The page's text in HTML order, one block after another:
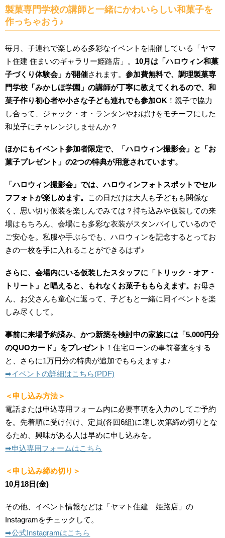
製菓専門学校の講師と一緒にかわいらしい和菓子を
作っちゃおう♪
毎月、子連れで楽しめる多彩なイベントを開催している「ヤマ
ト住建 住まいのギャラリー姫路店」。 10月は「ハロウィン和菓
子づくり体験会」が開催されます。参加費無料で、調理製菓専
門学校「みかしほ学園」の講師が丁寧に教えてくれるので、和
菓子作り初心者や小さな子ども連れでも参加OK ！親子で協力
し合って、ジャック・オ・ランタンやおばけをモチーフにした
和菓子にチャレンジしませんか？
ほかにもイベント参加者限定で、「ハロウィン撮影会」と「お
菓子プレゼント」の2つの特典が用意されています。
「ハロウィン撮影会」では、ハロウィンフォトスポットでセル
フフォトが楽しめます。 この日だけは大人も子どもも関係な
く、思い切り仮装を楽しんでみては？持ち込みや仮装しての来
場はもちろん、会場にも多彩な衣装がスタンバイしているので
ご安心を。私服や手ぶらでも、ハロウィンを記念するとってお
きの一枚を手に入れることができるはず♪
さらに、会場内にいる仮装したスタッフに「トリック・オア・
トリート」と唱えると、もれなくお菓子ももらえます。 お母さ
ん、お父さんも童心に返って、子どもと一緒に同イベントを楽
しみ尽くして。
事前に来場予約済み、かつ新築を検討中の家族には「5,000円分
のQUOカード」をプレゼント ！住宅ローンの事前審査をする
と、さらに1万円分の特典が追加でもらえますよ♪
➡︎イベントの詳細はこちら(PDF)
＜申し込み方法＞
電話または申込専用フォーム内に必要事項を入力のしてご予約
を。先着順に受け付け、定員(各回6組)に達し次第締め切りとな
るため、興味がある人は早めに申し込みを。
➡︎申込専用フォームはこちら
＜申し込み締め切り＞
10月18日(金)
その他、イベント情報などは「ヤマト住建 姫路店」の
Instagramをチェックして。
➡︎公式Instagramはこちら